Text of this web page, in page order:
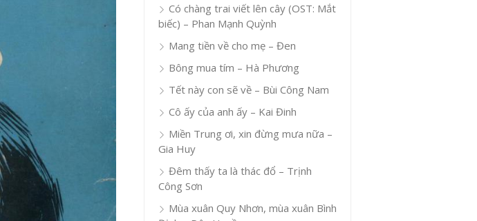
Có chàng trai viết lên cây (OST: Mắt
biếc) – Phan Mạnh Quỳnh
Mang tiền về cho mẹ – Đen
Bông mua tím – Hà Phương
Tết này con sẽ về – Bùi Công Nam
Cô ấy của anh ấy – Kai Đinh
Miền Trung ơi, xin đừng mưa nữa –
Gia Huy
Đêm thấy ta là thác đổ – Trịnh
Công Sơn
Mùa xuân Quy Nhơn, mùa xuân Bình